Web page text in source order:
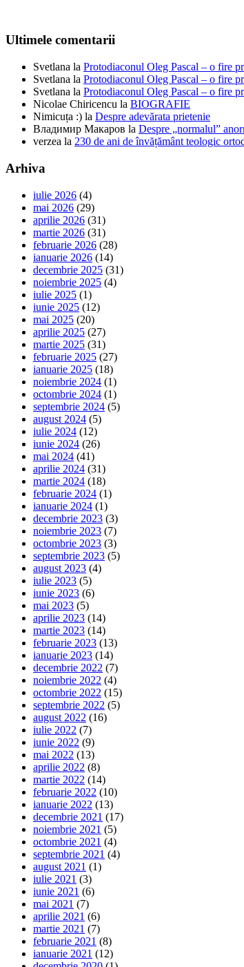
Ultimele comentarii
Svetlana la Protodiaconul Oleg Pascal – o fire
Svetlana la Protodiaconul Oleg Pascal – o fire
Svetlana la Protodiaconul Oleg Pascal – o fire
Nicolae Chiricencu la BIOGRAFIE
Nimicuța :) la Despre adevărata prietenie
Владимир Макаров la Despre „normalul”
verzea la 230 de ani de învățământ teologic
Arhiva
iulie 2026 (4)
mai 2026 (29)
aprilie 2026 (31)
martie 2026 (31)
februarie 2026 (28)
ianuarie 2026 (14)
decembrie 2025 (31)
noiembrie 2025 (4)
iulie 2025 (1)
iunie 2025 (12)
mai 2025 (20)
aprilie 2025 (27)
martie 2025 (31)
februarie 2025 (27)
ianuarie 2025 (18)
noiembrie 2024 (1)
octombrie 2024 (1)
septembrie 2024 (5)
august 2024 (5)
iulie 2024 (12)
iunie 2024 (26)
mai 2024 (41)
aprilie 2024 (31)
martie 2024 (18)
februarie 2024 (1)
ianuarie 2024 (1)
decembrie 2023 (3)
noiembrie 2023 (7)
octombrie 2023 (3)
septembrie 2023 (5)
august 2023 (4)
iulie 2023 (5)
iunie 2023 (6)
mai 2023 (5)
aprilie 2023 (14)
martie 2023 (14)
februarie 2023 (13)
ianuarie 2023 (14)
decembrie 2022 (7)
noiembrie 2022 (4)
octombrie 2022 (15)
septembrie 2022 (5)
august 2022 (16)
iulie 2022 (7)
iunie 2022 (9)
mai 2022 (13)
aprilie 2022 (8)
martie 2022 (14)
februarie 2022 (10)
ianuarie 2022 (13)
decembrie 2021 (17)
noiembrie 2021 (5)
octombrie 2021 (4)
septembrie 2021 (4)
august 2021 (1)
iulie 2021 (3)
iunie 2021 (6)
mai 2021 (7)
aprilie 2021 (6)
martie 2021 (7)
februarie 2021 (8)
ianuarie 2021 (12)